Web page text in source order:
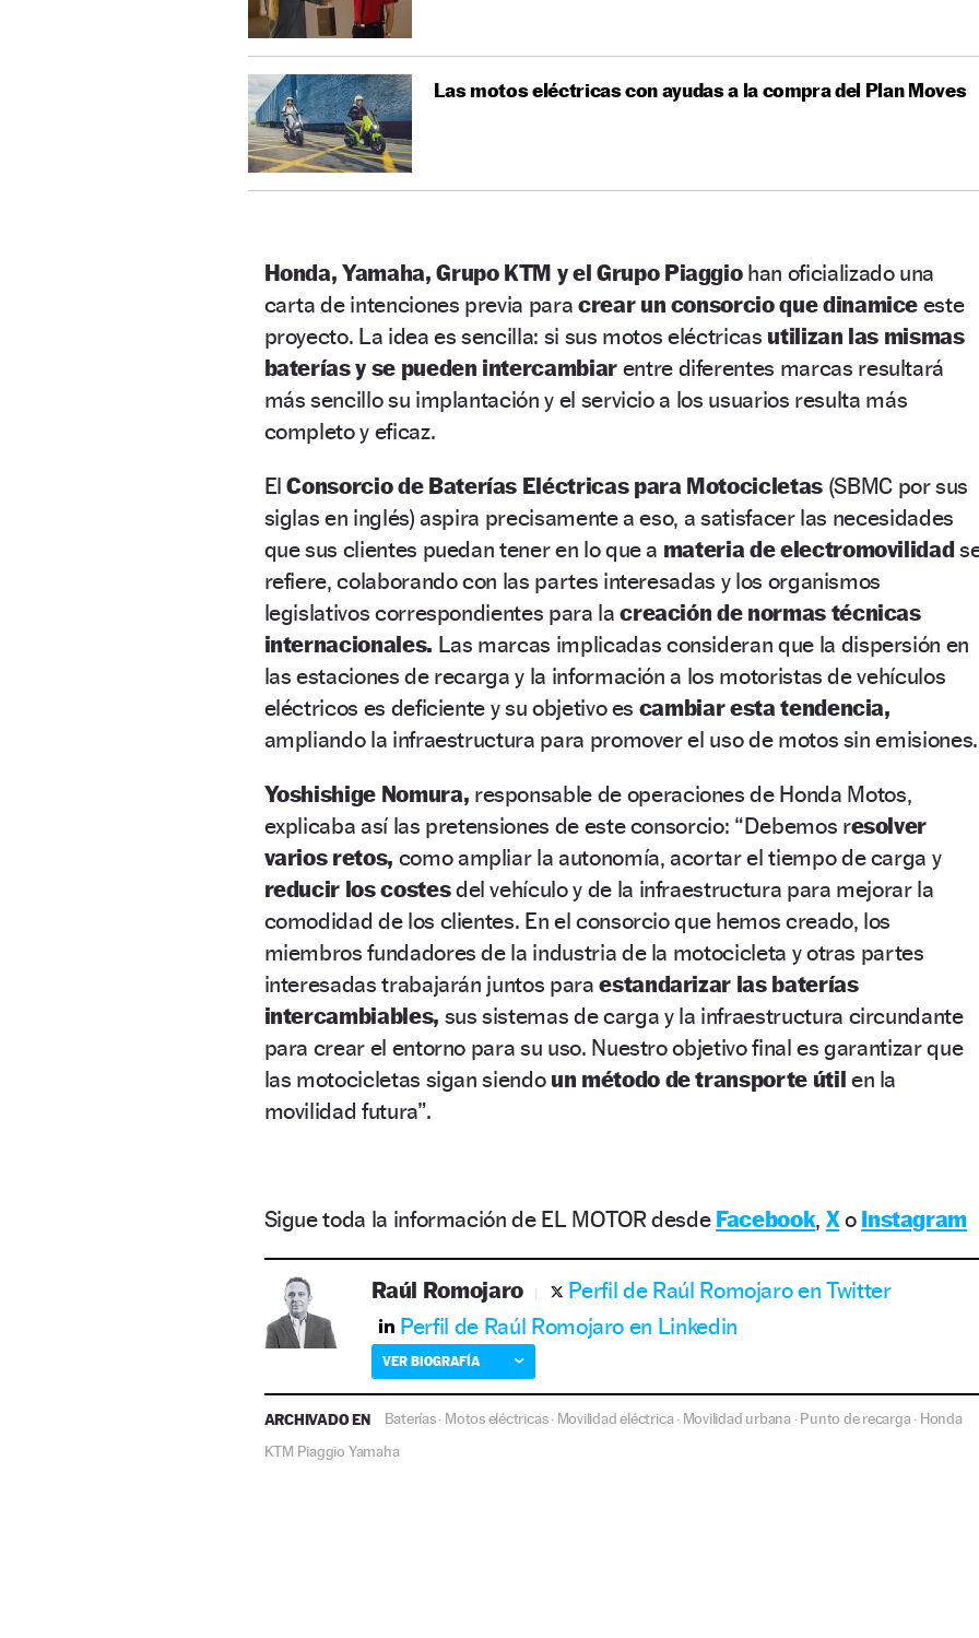
Las motos eléctricas con ayudas a la compra del Plan Moves
Honda, Yamaha, Grupo KTM y el Grupo Piaggiohan oficializado una
carta de intenciones previa para crear un consorcio que dinamice este
proyecto. La idea es sencilla: si sus motos eléctricas utilizan las mismas
baterías y se pueden intercambiarentre diferentes marcas resultará
más sencillo su implantación y el servicio a los usuarios resulta más
completo y eficaz.
ElConsorcio de Baterías Eléctricas para Motocicletas(SBMC por sus
siglas en inglés) aspira precisamente a eso, a satisfacer las necesidades
que sus clientes puedan tener en lo que a materia de electromovilidad
refiere, colaborando con las partes interesadas y los organismos
legislativos correspondientes para lacreación de normas técnicas
internacionales. Las marcas implicadas consideran que la dispersión en
las estaciones de recarga y la información a los motoristas de vehículos
eléctricos es deficiente y su objetivo es cambiar esta tendencia,
ampliando la infraestructura para promover el uso de motos sin emisiones.
Yoshishige Nomura, responsable de operaciones de Honda Motos,
explicaba así las pretensiones de este consorcio: “Debemos resolver
varios retos, como ampliar la autonomía, acortar el tiempo de carga y
reducir los costesdel vehículo y de la infraestructura para mejorar la
comodidad de los clientes. En el consorcio que hemos creado, los
miembros fundadores de la industria de la motocicleta y otras partes
interesadas trabajarán juntos paraestandarizar las baterías
intercambiables, sus sistemas de carga y la infraestructura circundante
para crear el entorno para su uso. Nuestro objetivo final es garantizar que
las motocicletas sigan siendo un método de transporte útil en la
movilidad futura”.
Sigue toda la información de EL MOTOR desde Facebook, Xo Instagram
Raúl Romojaro
Perfil de Raúl Romojaro en Twitter
Perfil de Raúl Romojaro en Linkedin
VER BIOGRAFÍA
ARCHIVADO EN Baterías· Motos eléctricas· Movilidad eléctrica· Movilidad urbana·Punto de recarga· Honda
KTM Piaggio Yamaha